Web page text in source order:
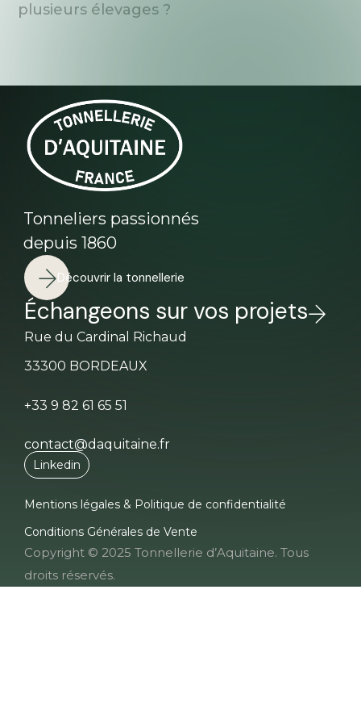
plusieurs élevages ?
Tonneliers passionnés
depuis 1860
Découvrir la tonnellerie
Échangeons sur vos projets
Rue du Cardinal Richaud
33300 BORDEAUX
+33 9 82 61 65 51
contact@daquitaine.fr
Linkedin
Mentions légales & Politique de confidentialité
Conditions Générales de Vente
Copyright © 2025 Tonnellerie d’Aquitaine. Tous
droits réservés.